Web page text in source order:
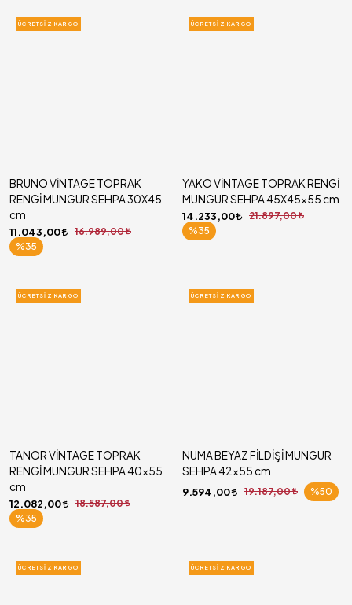
ÜCRETSIZ KARGO
BRUNO VİNTAGE TOPRAK
RENGİ MUNGUR SEHPA 30X45
cm
11.043,00
16.989,00
%35
ÜCRETSIZ KARGO
YAKO VİNTAGE TOPRAK RENGİ
MUNGUR SEHPA 45X45x55 cm
14.233,00
21.897,00
%35
ÜCRETSIZ KARGO
TANOR VİNTAGE TOPRAK
RENGİ MUNGUR SEHPA 40x55
cm
12.082,00
18.587,00
%35
ÜCRETSIZ KARGO
NUMA BEYAZ FİLDİŞİ MUNGUR
SEHPA 42x55 cm
9.594,00 19.187,00 %50
ÜCRETSIZ KARGO ÜCRETSIZ KARGO